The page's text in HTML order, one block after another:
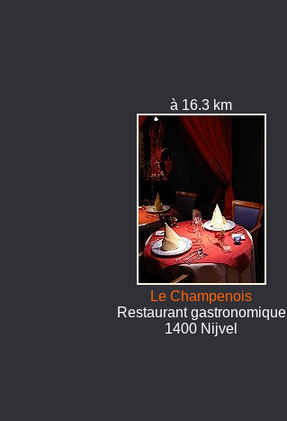
à 16.3 km
Le Champenois
Restaurant gastronomique
1400 Nijvel